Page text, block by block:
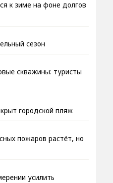
к зиме на фоне долгов
сезон
скважины: туристы
городской пляж
пожаров растёт, но
усилить